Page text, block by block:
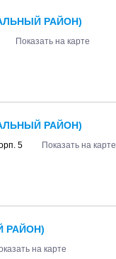
РАЙОН)
Показать на карте
РАЙОН)
5
Показать на карте
РАЙОН)
на карте